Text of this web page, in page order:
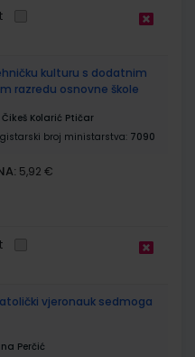
kulturu s dodatnim
razredu osnovne škole
Kolarić Ptičar
broj ministarstva: 7090
5,92 €
katolički vjeronauk sedmoga
Perčić